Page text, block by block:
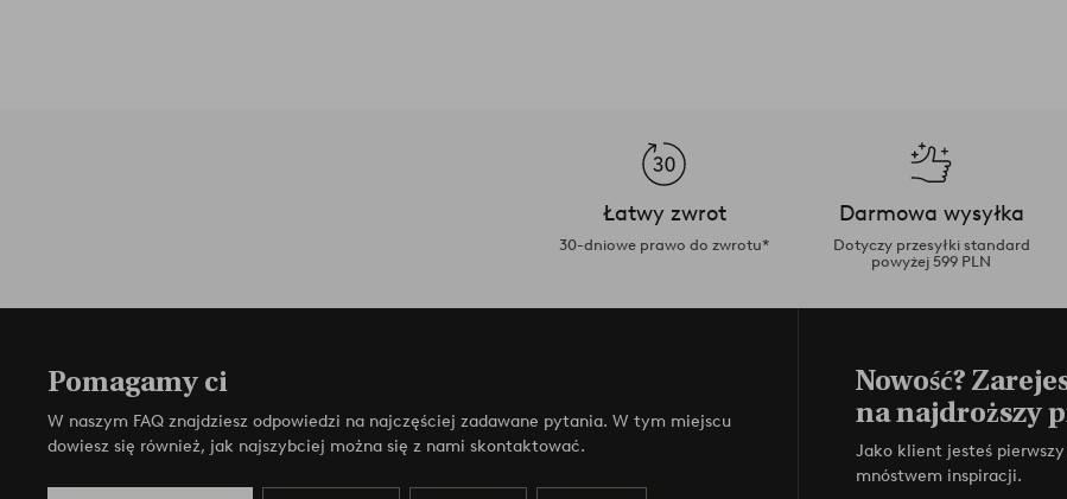
Łatwy zwrot
30-dniowe prawo do zwrotu*
Darmowa wysyłka
Dotyczy przesyłki standard
powyżej 599 PLN
Pomagamy ci
W naszym FAQ znajdziesz odpowiedzi na najczęściej zadawane pytania. W tym miejscu
dowiesz się również, jak najszybciej można się z nami skontaktować.
Nowość?
na najdroższy
Jako klient jesteś
mnóstwem inspiracji.